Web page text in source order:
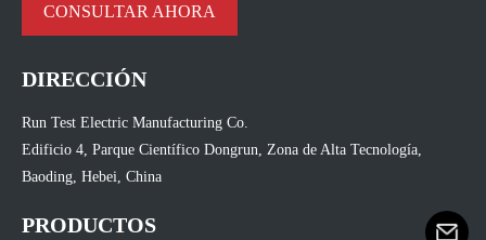
CONSULTAR AHORA
DIRECCIÓN
Run Test Electric Manufacturing Co.
Edificio 4, Parque Científico Dongrun, Zona de Alta Tecnología,
Baoding, Hebei, China
PRODUCTOS